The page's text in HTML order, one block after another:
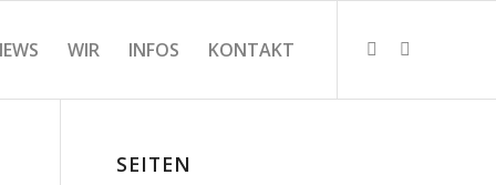
WIR INFOS KONTAKT
SEITEN